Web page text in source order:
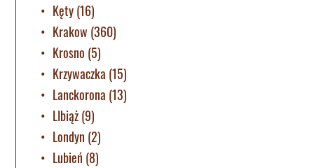
Kęty(16)
Krakow (360)
Krosno (5)
Krzywaczka (15)
Lanckorona (13)
LIbiąż(9)
Londyn (2)
Lubień (8)